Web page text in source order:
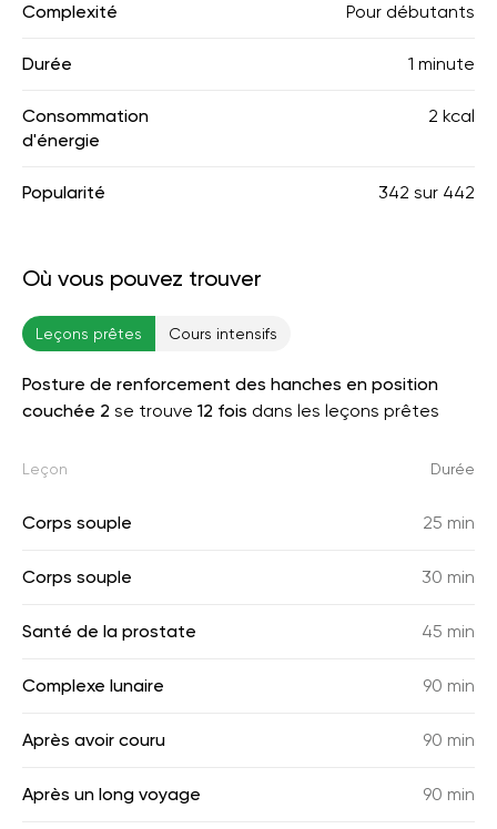
Complexité Pour débutants
Durée 1 minute
Consommation
d'énergie
2 kcal
Popularité 342 sur 442
Où vous pouvez trouver
Leçons prêtes Cours intensifs
Posture de renforcement des hanches en position
couchée 2 se trouve 12 fois dans les leçons prêtes
Leçon Durée
Corps souple 25 min
Corps souple 30 min
Santé de la prostate 45 min
Complexe lunaire 90 min
Après avoir couru 90 min
Après un long voyage 90 min